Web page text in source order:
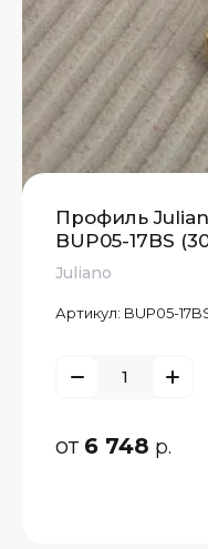
Профиль
BUP05-17BS
Juliano
Артикул: BUP05-
от 6 748 р.